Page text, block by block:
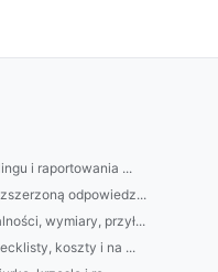
i raportowania ...
odpowiedz...
wymiary, przył...
koszty i na ...